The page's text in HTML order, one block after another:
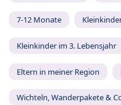
7-12 Monate
Kleinkinder im 3. Lebensjahr
Eltern in meiner Region
Wichteln, Wanderpakete &